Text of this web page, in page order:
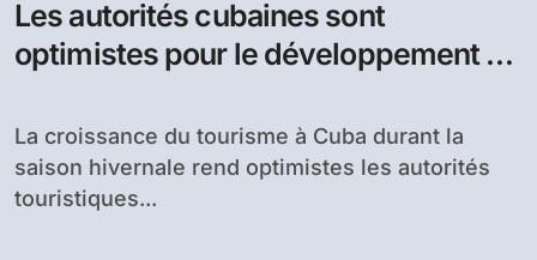
Les autorités cubaines sont
optimistes pour le développement du
La croissance du tourisme à Cuba durant la
saison hivernale rend optimistes les autorités
touristiques...